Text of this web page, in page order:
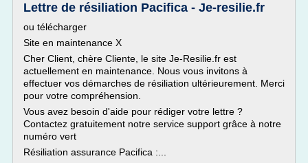
Lettre de résiliation Pacifica - Je-resilie.fr
ou télécharger
Site en maintenance X
Cher Client, chère Cliente, le site Je-Resilie.fr est
actuellement en maintenance. Nous vous invitons à
effectuer vos démarches de résiliation ultérieurement. Merci
pour votre compréhension.
Vous avez besoin d'aide pour rédiger votre lettre ?
Contactez gratuitement notre service support grâce à notre
numéro vert
Résiliation assurance Pacifica :...